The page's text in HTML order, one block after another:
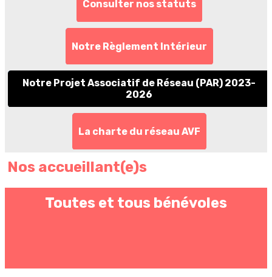
Consulter nos statuts
Notre Règlement Intérieur
Notre Projet Associatif de Réseau (PAR) 2023-
2026
La charte du réseau AVF
Nos accueillant(e)s
Toutes et tous bénévoles